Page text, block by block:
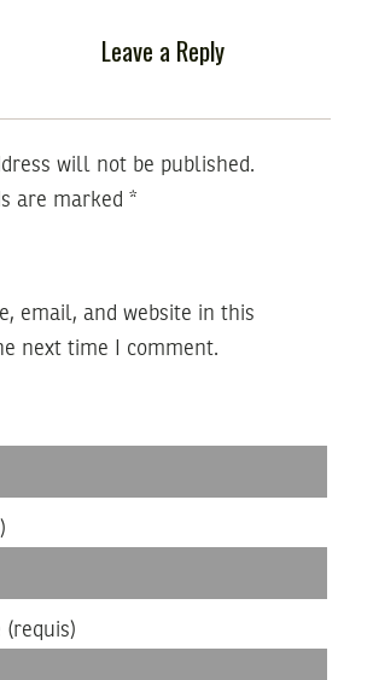
Leave a Reply
will not be published.
are marked *
email, and website in this
next time I comment.
(requis)